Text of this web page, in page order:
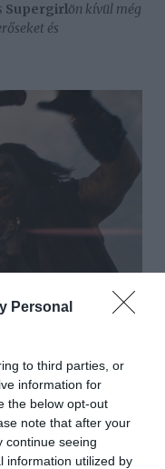
Personal
to third parties, or
information for
the below opt-out
note that after your
continue seeing
information utilized by
Supergirlön kívül még
és